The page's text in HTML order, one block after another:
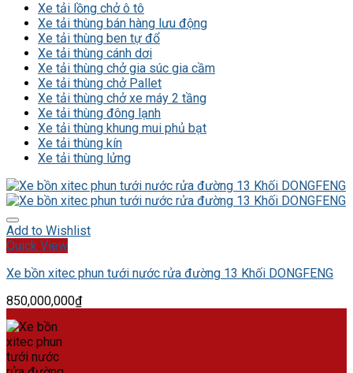
Xe tải lồng chở ô tô
Xe tải thùng bán hàng lưu động
Xe tải thùng ben tự đổ
Xe tải thùng cánh dơi
Xe tải thùng chở gia súc gia cầm
Xe tải thùng chở Pallet
Xe tải thùng chở xe máy 2 tầng
Xe tải thùng đông lạnh
Xe tải thùng khung mui phủ bạt
Xe tải thùng kín
Xe tải thùng lửng
Add to Wishlist
Quick View
Xe bồn xitec phun tưới nước rửa đường 13 Khối DONGFENG
850,000,000₫